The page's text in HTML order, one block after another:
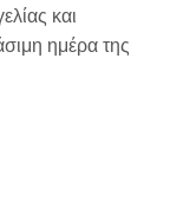
και
ημέρα της